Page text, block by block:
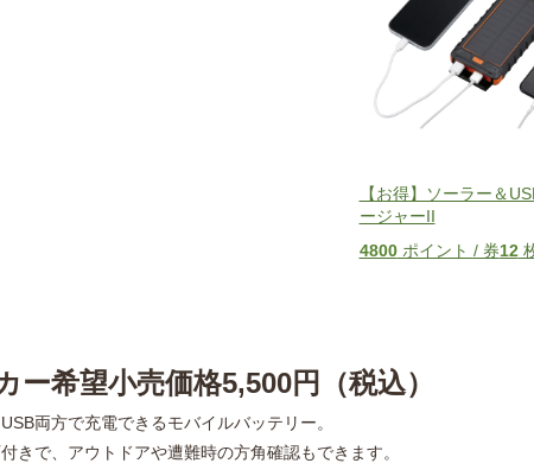
【お得】ソーラー＆
ージャーII
4800ポイント / 券12
ー希望小売価格5,500円（税込）
両方で充電できるモバイルバッテリー。
きで、アウトドアや遭難時の方角確認もできます。